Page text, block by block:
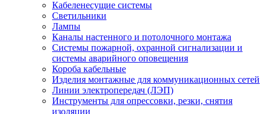
Кабеленесущие системы
Светильники
Лампы
Каналы настенного и потолочного монтажа
Системы пожарной, охранной сигнализации и
системы аварийного оповещения
Короба кабельные
Изделия монтажные для коммуникационных сетей
Линии электропередач (ЛЭП)
Инструменты для опрессовки, резки, снятия
изоляции